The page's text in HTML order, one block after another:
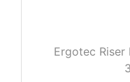
Ergotec